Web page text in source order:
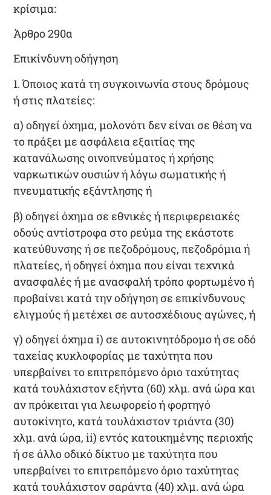
κρίσιμα:
Άρθρο 290α
Επικίνδυνη οδήγηση
1. Όποιος κατά τη συγκοινωνία στους δρόμους
ή στις πλατείες:
α) οδηγεί όχημα, μολονότι δεν είναι σε θέση να
το πράξει με ασφάλεια εξαιτίας της
κατανάλωσης οινοπνεύματος ή χρήσης
ναρκωτικών ουσιών ή λόγω σωματικής ή
πνευματικής εξάντλησης ή
β) οδηγεί όχημα σε εθνικές ή περιφερειακές
οδούς αντίστροφα στο ρεύμα της εκάστοτε
κατεύθυνσης ή σε πεζοδρόμους, πεζοδρόμια ή
πλατείες, ή οδηγεί όχημα που είναι τεχνικά
ανασφαλές ή με ανασφαλή τρόπο φορτωμένο ή
προβαίνει κατά την οδήγηση σε επικίνδυνους
ελιγμούς ή μετέχει σε αυτοσχέδιους αγώνες, ή
γ) οδηγεί όχημα i) σε αυτοκινητόδρομο ή σε οδό
ταχείας κυκλοφορίας μεταχύτητα που
υπερβαίνει το επιτρεπόμενο όριο ταχύτητας
κατά τουλάχιστον εξήντα (60) χλμ. ανά ώρα και
αν πρόκειται για λεωφορείο ή φορτηγό
αυτοκίνητο, κατά τουλάχιστον τριάντα (30)
χλμ. ανά ώρα, ii) εντός κατοικημένης περιοχής
ή σε άλλο οδικό δίκτυο με ταχύτητα που
υπερβαίνει το επιτρεπόμενο όριο ταχύτητας
κατά τουλάχιστον σαράντα (40) χλμ. ανά ώρα